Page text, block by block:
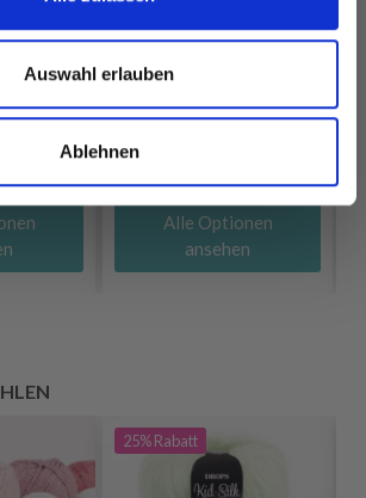
Auswahl erlauben
Ablehnen
EUR 3.75
bis
LINDEHOBBY
COTTON 8/4
EUR 2.60
Alle Optionen
ansehen
25%Rabatt